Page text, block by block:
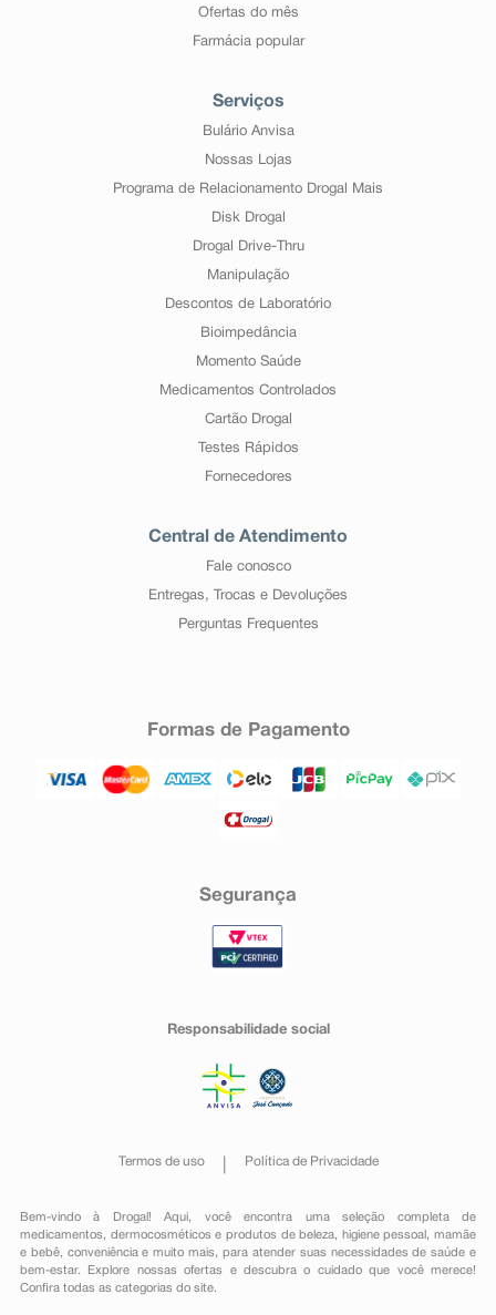
Ofertas do mês
Farmácia popular
Serviços
Bulário Anvisa
Nossas Lojas
Programa de Relacionamento Drogal Mais
Disk Drogal
Drogal Drive-Thru
Manipulação
Descontos de Laboratório
Bioimpedância
Momento Saúde
Medicamentos Controlados
Cartão Drogal
Testes Rápidos
Fornecedores
Central de Atendimento
Fale conosco
Entregas, Trocas e Devoluções
Perguntas Frequentes
Formas de Pagamento
Segurança
Responsabilidade social
Termos de uso Política de Privacidade
Bem-vindo à Drogal! Aqui, você encontra uma seleção completa de
medicamentos , dermocosméticos e produtos de beleza, higiene pessoal ,mamãe
e bebê, conveniênciae muito mais, para atender suas necessidades de saúde e
bem-estar. Explore nossas ofertas e descubra o cuidado que você merece!
Confira todas as categorias do site.